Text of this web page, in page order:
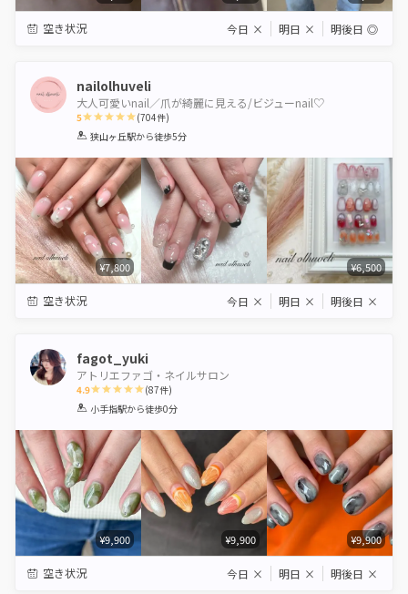
空き状況 今日 × 明日 × 明後日 ◎
nailolhuveli
大人可愛いnail／爪が綺麗に見える/ビジューnail♡
5
1 2 3 4 5
(704件)
狭山ヶ丘駅から徒歩5分
¥7,800 ¥6,500
空き状況 今日 × 明日 × 明後日 ×
fagot_yuki
アトリエファゴ・ネイルサロン
4.9
1 2 3 4 5
(87件)
小手指駅から徒歩0分
¥9,900 ¥9,900 ¥9,900
空き状況 今日 × 明日 × 明後日 ×